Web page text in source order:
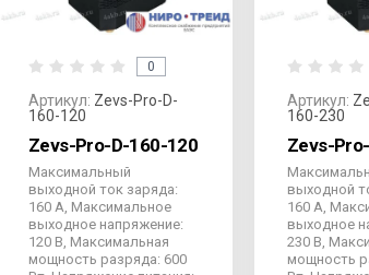
0
Артикул: Zevs-Pro-D-
160-120
Zevs-Pro-D-160-120
Максимальный
выходной ток заряда:
160 А, Максимальное
выходное напряжение:
120 В, Максимальная
мощность разряда: 600
Артикул:
160-230
Zevs-
выходной
160 А,
выходное
230 В,
мощность